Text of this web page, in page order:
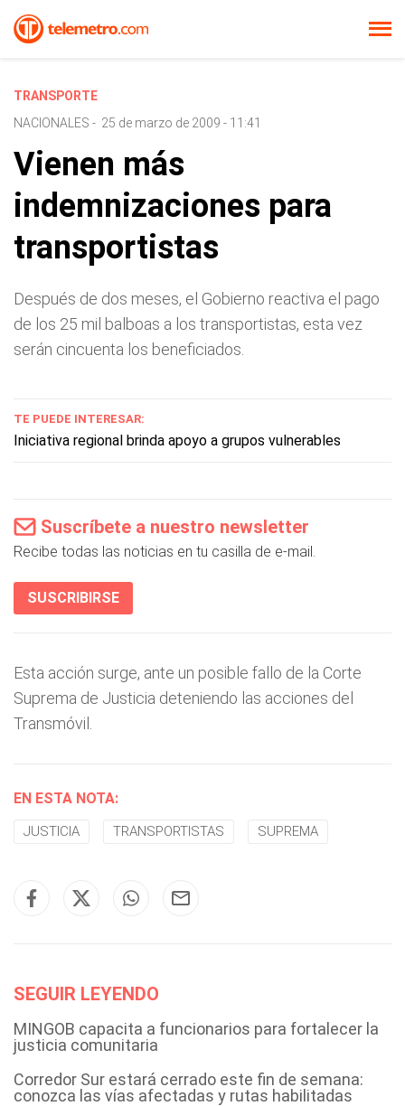
TRANSPORTE
NACIONALES - 25 de marzo de 2009 - 11:41
Vienen más
indemnizaciones para
transportistas
Después de dos meses, el Gobierno reactiva el pago
de los 25 mil balboas a los transportistas, esta vez
serán cincuenta los beneficiados.
TE PUEDE INTERESAR:
Iniciativa regional brinda apoyo a grupos vulnerables
Suscríbete a nuestro newsletter
Recibe todas las noticias en tu casilla de e-mail.
SUSCRIBIRSE
Esta acción surge, ante un posible fallo de la Corte
Suprema de Justicia deteniendo las acciones del
Transmóvil.
EN ESTA NOTA:
JUSTICIA TRANSPORTISTAS SUPREMA
SEGUIR LEYENDO
MINGOB capacita a funcionarios para fortalecer la
justicia comunitaria
Corredor Sur estará cerrado este fin de semana:
conozca las vías afectadas y rutas habilitadas